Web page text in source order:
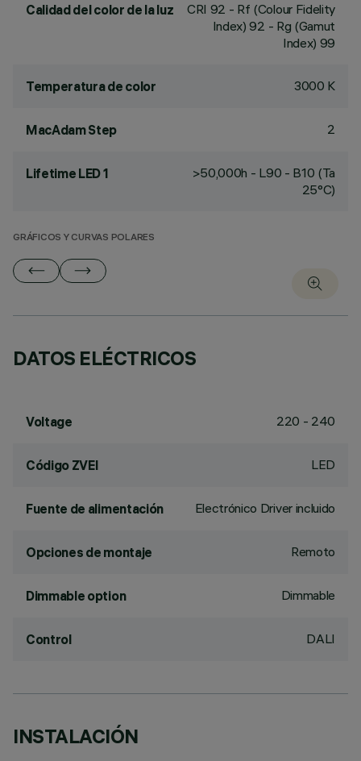
Calidad del color de la luz CRI 92 - Rf (Colour Fidelity
Index) 92 - Rg (Gamut
Index) 99
Temperatura de color 3000 K
MacAdam Step 2
Lifetime LED 1
>50,000h - L90 - B10 (Ta
25°C)
GRÁFICOS Y CURVAS POLARES
DATOS ELÉCTRICOS
Voltage 220 - 240
Código ZVEI LED
Fuente de alimentación Electrónico Driver incluido
Opciones de montaje Remoto
Dimmable option Dimmable
Control DALI
INSTALACIÓN